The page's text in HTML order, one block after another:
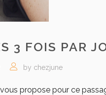
3 FOIS PAR
by chezjune
propose pour ce